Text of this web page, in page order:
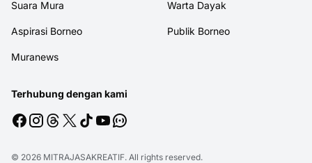
Suara Mura Warta Dayak
Aspirasi Borneo Publik Borneo
Muranews
Terhubung dengan kami
© 2026 MITRAJASAKREATIF. All rights reserved.